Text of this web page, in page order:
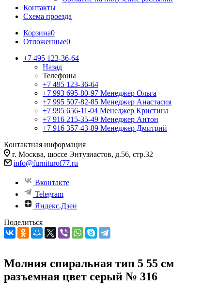
Контакты
Схема проезда
Корзина0
Отложенные0
+7 495 123-36-64
Назад
Телефоны
+7 495 123-36-64
+7 993 695-80-97 Менеджер Ольга
+7 995 507-82-85 Менеджер Анастасия
+7 995 656-11-04 Менеджер Кристина
+7 916 215-35-49 Менеджер Антон
+7 916 357-43-89 Менеджер Дмитрий
Контактная информация
г. Москва, шоссе Энтузиастов, д.56, стр.32
info@furniturof77.ru
Вконтакте
Telegram
Яндекс.Дзен
Поделиться
Молния спиральная тип 5 55 см
разъемная цвет серый № 316